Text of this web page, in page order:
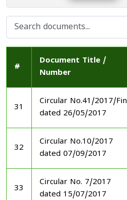
#
Document Title /
Number
31
Circular No.41/2017/Fin
dated 26/05/2017
32
Circular No.10/2017
dated 07/09/2017
33
Circular No. 7/2017
dated 15/07/2017